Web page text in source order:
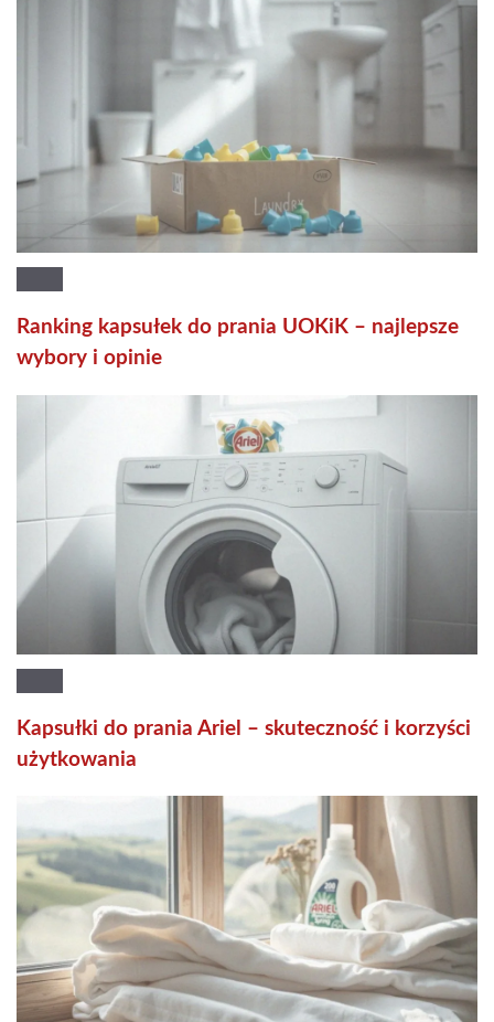
Ranking kapsułek do prania UOKiK – najlepsze
wybory i opinie
Kapsułki do prania Ariel – skuteczność i korzyści
użytkowania